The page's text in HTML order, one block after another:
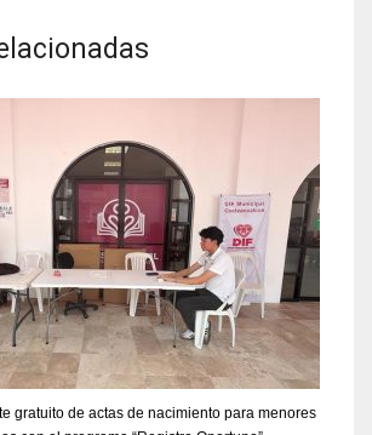
gratuito de actas de nacimiento para menores